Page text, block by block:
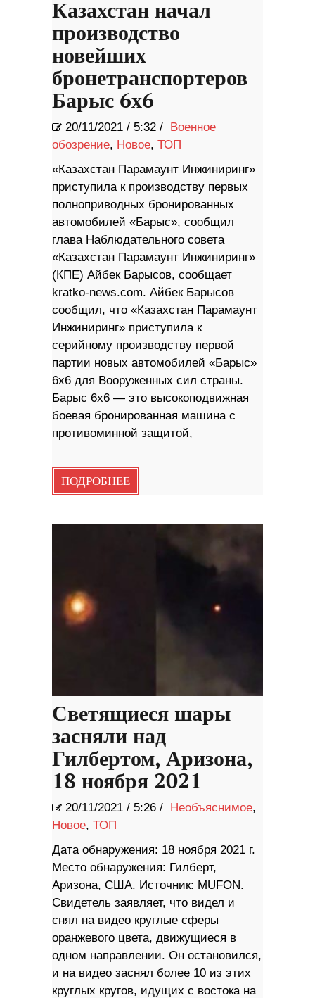
Казахстан начал
производство
новейших
бронетранспортеров
Барыс 6х6
20/11/2021 / 5:32 / Военное
обозрение, Новое, ТОП
«Казахстан Парамаунт Инжиниринг»
приступила к производству первых
полноприводных бронированных
автомобилей «Барыс», сообщил
глава Наблюдательного совета
«Казахстан Парамаунт Инжиниринг»
(КПЕ) Айбек Барысов, сообщает
kratko-news.com. Айбек Барысов
сообщил, что «Казахстан Парамаунт
Инжиниринг» приступила к
серийному производству первой
партии новых автомобилей «Барыс»
6х6 для Вооруженных сил страны.
Барыс 6х6 — это высокоподвижная
боевая бронированная машина с
противоминной защитой,
ПОДРОБНЕЕ
Светящиеся шары
засняли над
Гилбертом, Аризона,
18 ноября 2021
20/11/2021 / 5:26 / Необъяснимое,
Новое, ТОП
Дата обнаружения: 18 ноября 2021 г.
Место обнаружения: Гилберт,
Аризона, США. Источник: MUFON.
Свидетель заявляет, что видел и
снял на видео круглые сферы
оранжевого цвета, движущиеся в
одном направлении. Он остановился,
и на видео заснял более 10 из этих
круглых кругов, идущих с востока на